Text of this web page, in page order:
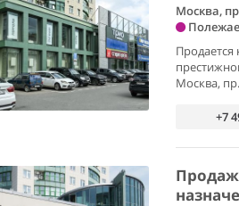
Москва,
Москва,
+7